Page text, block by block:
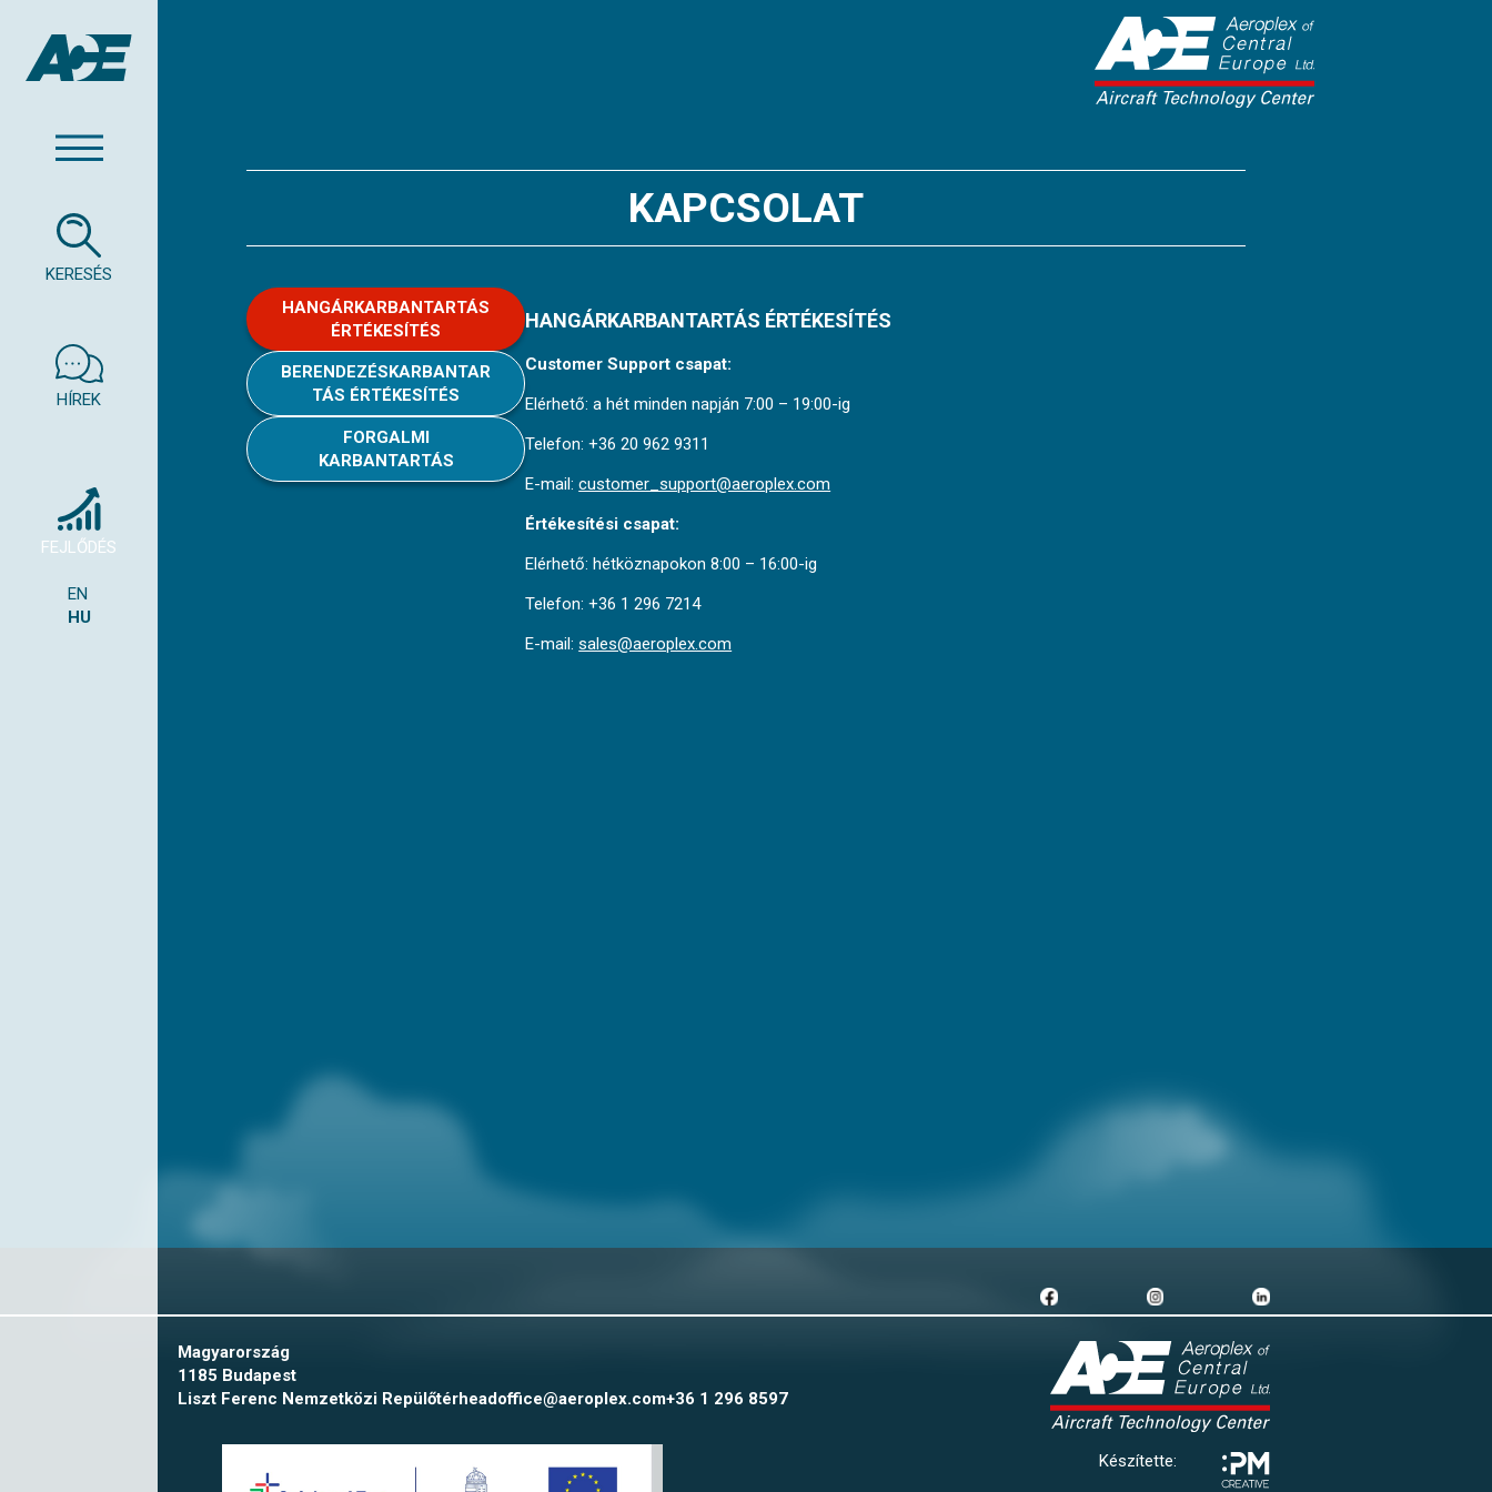
KERESÉS
HÍREK
FEJLŐDÉS
EN
HU
KAPCSOLAT
HANGÁRKARBANTARTÁS
ÉRTÉKESÍTÉS
BERENDEZÉSKARBANTAR
TÁS ÉRTÉKESÍTÉS
FORGALMI
KARBANTARTÁS
HANGÁRKARBANTARTÁS ÉRTÉKESÍTÉS
Customer Support csapat:
Elérhető: a hét minden napján 7:00 – 19:00-ig
Telefon: +36 20 962 9311
E-mail:customer_support@aeroplex.com
Értékesítési csapat:
Elérhető: hétköznapokon 8:00 – 16:00-ig
Telefon: +36 1 296 7214
E-mail:sales@aeroplex.com
Magyarország
1185 Budapest
Liszt Ferenc Nemzetközi Repülőtérheadoffice@aeroplex.com+36 1 296 8597
Készítette: